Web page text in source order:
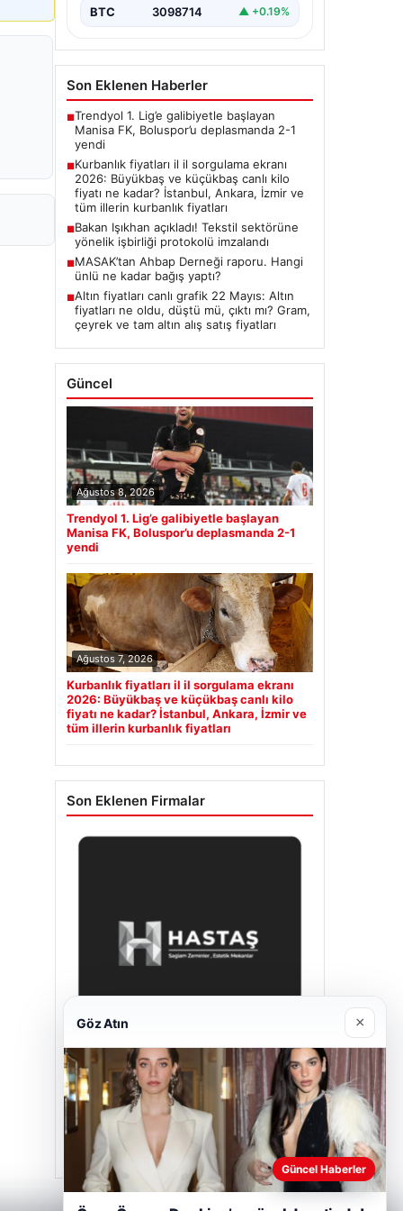
BTC 3098714 ▲ +0.19%
Son Eklenen Haberler
■Trendyol 1. Lig’e galibiyetle başlayan
Manisa FK, Boluspor’u deplasmanda 2-1
yendi
■Kurbanlık fiyatları il il sorgulama ekranı
2026: Büyükbaş ve küçükbaş canlı kilo
fiyatı ne kadar? İstanbul, Ankara, İzmir ve
tüm illerin kurbanlık fiyatları
■Bakan Işıkhan açıkladı! Tekstil sektörüne
yönelik işbirliği protokolü imzalandı
■MASAK’tan Ahbap Derneği raporu. Hangi
ünlü ne kadar bağış yaptı?
■Altın fiyatları canlı grafik 22 Mayıs: Altın
fiyatları ne oldu, düştü mü, çıktı mı? Gram,
çeyrek ve tam altın alış satış fiyatları
Güncel
Ağustos 8, 2026
Trendyol 1. Lig’e galibiyetle başlayan
Manisa FK, Boluspor’u deplasmanda 2-1
yendi
Ağustos 7, 2026
Kurbanlık fiyatları il il sorgulama ekranı
2026: Büyükbaş ve küçükbaş canlı kilo
fiyatı ne kadar? İstanbul, Ankara, İzmir ve
tüm illerin kurbanlık fiyatları
Son Eklenen Firmalar
Hastaş Beton
Mayıs 26, 2026
Göz Atın ×
Güncel Haberler